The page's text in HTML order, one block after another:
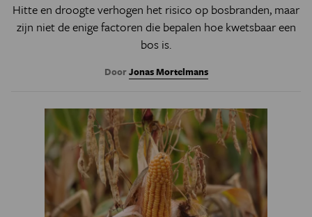
Hitte en droogte verhogen het risico op bosbranden, maar
zijn niet de enige factoren die bepalen hoe kwetsbaar een
bos is.
DoorJonas Mortelmans